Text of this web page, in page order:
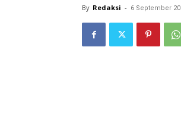
By Redaksi - 6 September